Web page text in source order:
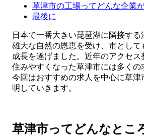
草津市の工場ってどんな企業
最後に
日本で一番大きい琵琶湖に隣接する
雄大な自然の恩恵を受け、市として
成長を遂げました。近年のアクセス
住みやすくなった草津市には多くの
今回はおすすめの求人を中心に草津
明していきます。
草津市ってどんなとこ